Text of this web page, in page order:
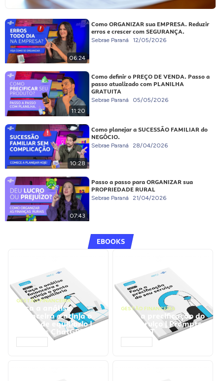
06:24
Como ORGANIZAR sua EMPRESA. Reduzir
erros e crescer com SEGURANÇA.
Sebrae Paraná 12/05/2026
11:20
Como definir o PREÇO DE VENDA. Passo a
passo atualizado com PLANILHA
GRATUITA
Sebrae Paraná 05/05/2026
10:28
Como planejar a SUCESSÃO FAMILIAR do
NEGÓCIO.
Sebrae Paraná 28/04/2026
07:43
Passo a passo para ORGANIZAR sua
PROPRIEDADE RURAL
Sebrae Paraná 21/04/2026
EBOOKS
GESTÃO FINANCEIRA
Faça a análise
financeira e atinja o
ponto de equilíbrio |
Prompts ChatGPT
GESTÃO FINANCEIRA
Faça a precificação do
seu serviço | Prompts
ChatGPT